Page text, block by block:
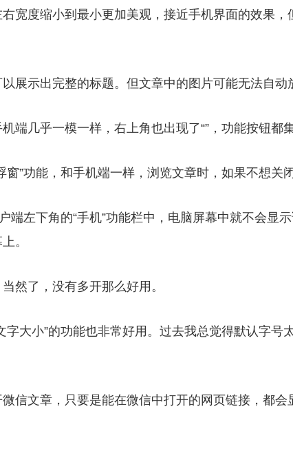
宽度缩小到最小更加美观，接近手机界面的效果，
展示出完整的标题。但文章中的图片可能无法自动
端几乎一模一样，右上角也出现了“”，功能按钮都
”功能，和手机端一样，浏览文章时，如果不想关闭
端左下角的“手机”功能栏中，电脑屏幕中就不会显
。
然了，没有多开那么好用。
字大小”的功能也非常好用。过去我总觉得默认字号
信文章，只要是能在微信中打开的网页链接，都会